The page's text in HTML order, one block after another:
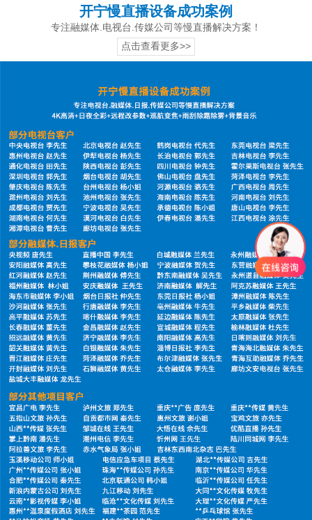
开宁慢直播设备成功案例
专注融媒体.电视台.传媒公司等慢直播解决方案！
点击查看更多>>